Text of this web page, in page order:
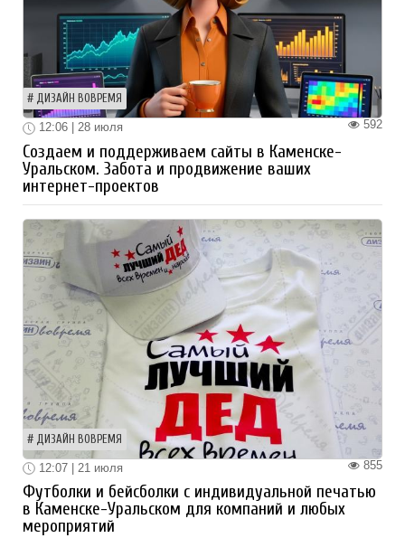
ДИЗАЙН ВОВРЕМЯ
592
12:06 | 28 июля
Создаем и поддерживаем сайты в Каменске-
Уральском. Забота и продвижение ваших
интернет-проектов
ДИЗАЙН ВОВРЕМЯ
855
12:07 | 21 июля
Футболки и бейсболки с индивидуальной печатью
в Каменске-Уральском для компаний и любых
мероприятий